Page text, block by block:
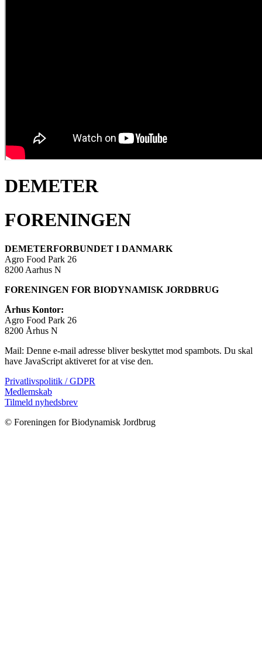
DEMETER
FORENINGEN
DEMETERFORBUNDET I DANMARK
Agro Food Park 26
8200 Aarhus N
FORENINGEN FOR BIODYNAMISK JORDBRUG
Århus Kontor:
Agro Food Park 26
8200 Århus N
Mail: Denne e-mail adresse bliver beskyttet mod spambots. Du skal
have JavaScript aktiveret for at vise den.
Privatlivspolitik / GDPR
Medlemskab
Tilmeld nyhedsbrev
© Foreningen for Biodynamisk Jordbrug